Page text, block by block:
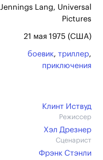
Jennings Lang, Universal
Pictures
21 мая 1975 (США)
боевик, триллер,
приключения
Клинт Иствуд
Режиссер
Хэл Дрезнер
Сценарист
Фрэнк Стэнли